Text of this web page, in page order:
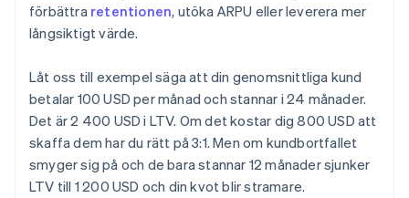
förbättra retentionen, utöka ARPU eller leverera mer
långsiktigt värde.
Låt oss till exempel säga att din genomsnittliga kund
betalar 100 USD per månad och stannar i 24 månader.
Det är 2 400 USD i LTV. Om det kostar dig 800 USD att
skaffa dem har du rätt på 3:1. Men om kundbortfallet
smyger sig på och de bara stannar 12 månader sjunker
LTV till 1 200 USD och din kvot blir stramare.